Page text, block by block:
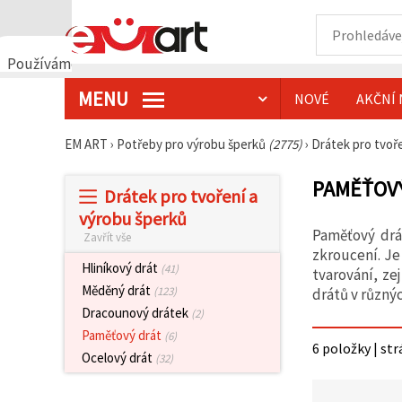
Používáme
MENU NOVÉ AKČNÍ
EM ART › Potřeby pro výrobu šperků (2775)› Drátek pro
Drátek pro tvoření a
výrobu šperků
Zavřít vše
Hliníkový drát (41)
Měděný drát (123)
Dracounový drátek (2)
Paměťový drát (6)
Ocelový drát (32)
Paměťový
zkroucení.
tvarování,
drátů v
6 položky |